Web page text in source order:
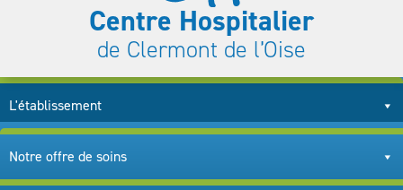
Centre Hospitalier
de Clermont de l’Oise
L'établissement
Notre offre de soins